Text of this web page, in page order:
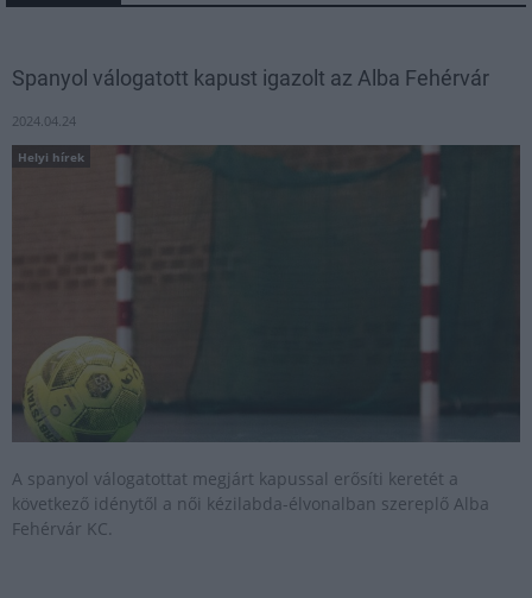
Spanyol válogatott kapust igazolt az Alba Fehérvár
2024.04.24
Helyi hírek
A spanyol válogatottat megjárt kapussal erősíti keretét a
következő idénytől a női kézilabda-élvonalban szereplő Alba
Fehérvár KC.